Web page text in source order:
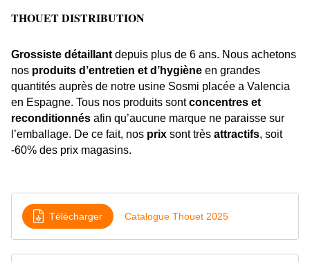
THOUET DISTRIBUTION
Grossiste détaillant depuis plus de 6 ans. Nous achetons
nos produits d’entretien et d’hygiène en grandes
quantités auprès de notre usine Sosmi placée a Valencia
en Espagne. Tous nos produits sont concentres et
reconditionnés afin qu’aucune marque ne paraisse sur
l’emballage. De ce fait, nos prix sont très attractifs, soit
-60% des prix magasins.
Télécharger Catalogue Thouet 2025